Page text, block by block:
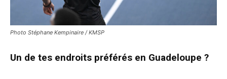
Photo Stéphane Kempinaire / KMSP
Un de tes endroits préférés en Guadeloupe ?